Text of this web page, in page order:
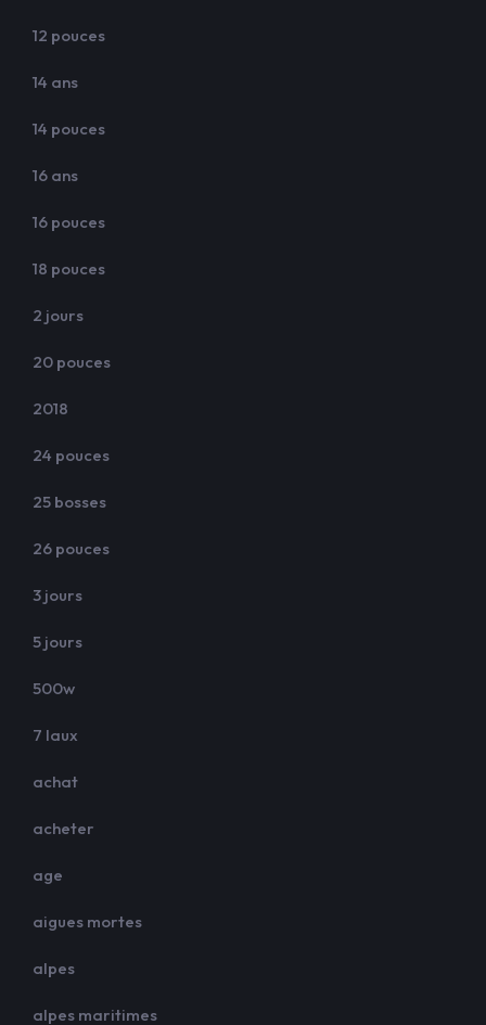
12 pouces
14 ans
14 pouces
16 ans
16 pouces
18 pouces
2 jours
20 pouces
2018
24 pouces
25 bosses
26 pouces
3 jours
5 jours
500w
7 laux
achat
acheter
age
aigues mortes
alpes
alpes maritimes